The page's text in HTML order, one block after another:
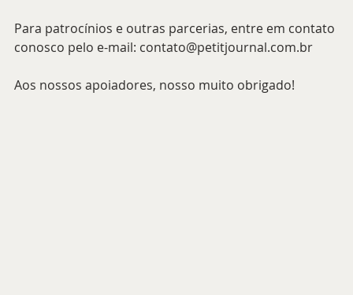
Para patrocínios e outras parcerias, entre em contato
conosco pelo e-mail: contato@petitjournal.com.br
Aos nossos apoiadores, nosso muito obrigado!